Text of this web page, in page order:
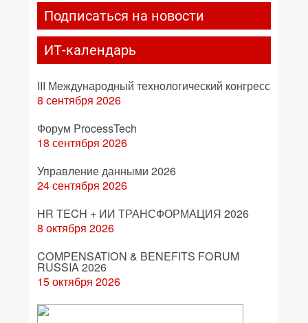
Подписаться на новости
ИТ-календарь
III Международный технологический конгресс
8 сентября 2026
Форум ProcessTech
18 сентября 2026
Управление данными 2026
24 сентября 2026
HR TECH + ИИ ТРАНСФОРМАЦИЯ 2026
8 октября 2026
COMPENSATION & BENEFITS FORUM
RUSSIA 2026
15 октября 2026